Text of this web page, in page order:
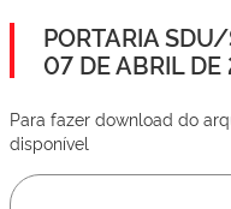
PORTARIA
07 DE ABRIL
Para fazer download do
disponível